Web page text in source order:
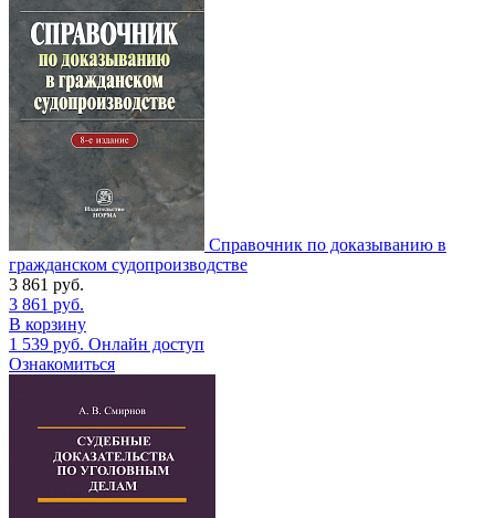
Справочник по доказыванию в
гражданском судопроизводстве
3 861 руб.
3 861 руб.
В корзину
1 539 руб. Онлайн доступ
Ознакомиться